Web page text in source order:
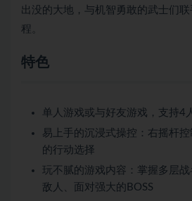
出没的大地，与机智勇敢的武士们联
程。
特色
单人游戏或与好友游戏，支持4
易上手的沉浸式操控：右摇杆
的行动选择
玩不腻的游戏内容：掌握多层
敌人、面对强大的BOSS